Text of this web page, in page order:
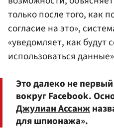
только после того, как
согласие на это»,
«уведомляет, как будут
использоваться
Это далеко не
вокруг Facebook.
Джулиан Ассанж
для шпионажа».